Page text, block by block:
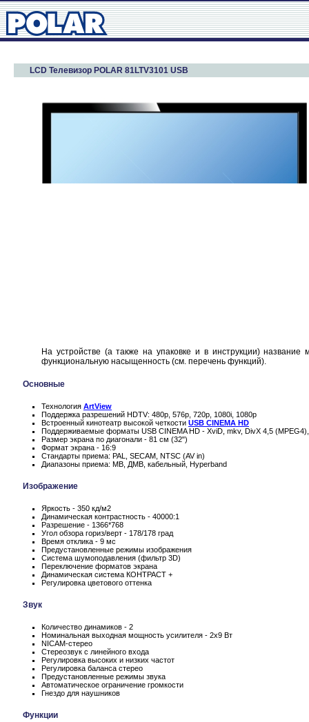
LCD Телевизор POLAR 81LTV3101 USB
На устройстве (а также на упаковке и в инструкции)
функциональную насыщенность (см. перечень функций).
Основные
Технология ArtView
Поддержка разрешений HDTV: 480p, 576p, 720p, 1080i, 1080p
Встроенный кинотеатр высокой четкости USB CINEMA HD
Поддерживаемые форматы USB CINEMA HD - XviD, mkv, DivX 4,5
Размер экрана по диагонали - 81 см (32")
Формат экрана - 16:9
Стандарты приема: PAL, SECAM, NTSC (AV in)
Диапазоны приема: МВ, ДМВ, кабельный, Hyperband
Изображение
Яркость - 350 кд/м2
Динамическая контрастность - 40000:1
Разрешение - 1366*768
Угол обзора гориз/верт - 178/178 град
Время отклика - 9 мс
Предустановленные режимы изображения
Система шумоподавления (фильтр 3D)
Переключение форматов экрана
Динамическая система КОНТРАСТ +
Регулировка цветового оттенка
Звук
Количество динамиков - 2
Номинальная выходная мощность усилителя - 2x9 Вт
NICAM-стерео
Стереозвук с линейного входа
Регулировка высоких и низких частот
Регулировка баланса стерео
Предустановленные режимы звука
Автоматическое ограничение громкости
Гнездо для наушников
Функции